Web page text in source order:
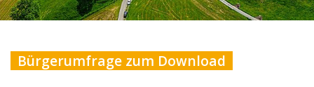
Bürgerumfrage zum Download